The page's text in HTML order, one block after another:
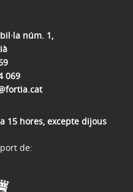
núm. 1,
069
15 hores, excepte dijous
de: